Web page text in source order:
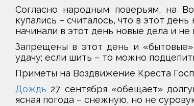
Согласно народным поверьям, на
купались – считалось, что в этот
начинали в этот день новые дела и не
Запрещены в этот день и
удачу; если шить – то можно
Приметы на Воздвижение Креста
Дождь 27 сентября «обещает»
ясная погода – снежную, но не